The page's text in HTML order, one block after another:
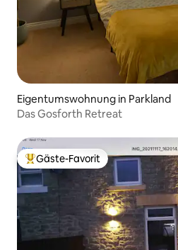
Eigentumswohnung in Parkland
Das Gosforth Retreat
Beliebter Gäste-Favorit.
Gäste-Favorit